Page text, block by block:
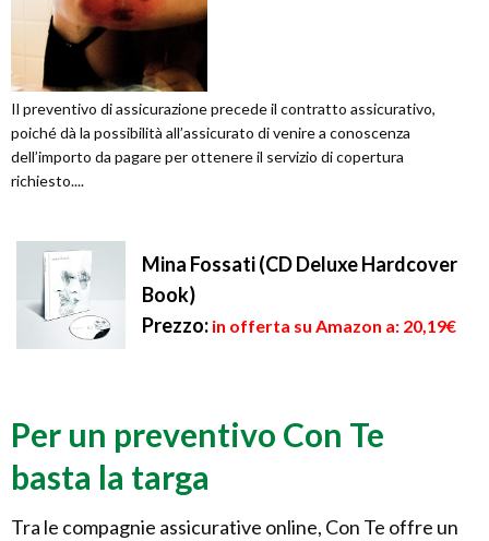
Il preventivo di assicurazione precede il contratto assicurativo,
poiché dà la possibilità all’assicurato di venire a conoscenza
dell’importo da pagare per ottenere il servizio di copertura
richiesto....
Mina Fossati (CD Deluxe Hardcover
Book)
Prezzo: in offerta su Amazon a: 20,19€
Per un preventivo Con Te
basta la targa
Tra le compagnie assicurative online, Con Te offre un